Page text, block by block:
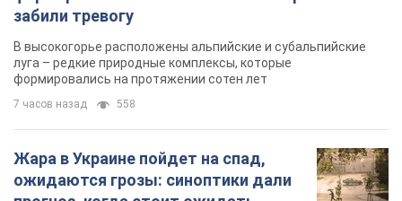
забили тревогу
В высокогорье расположены альпийские и субальпийские
луга – редкие природные комплексы, которые
формировались на протяжении сотен лет
7 часов назад 558
Жара в Украине пойдет на спад,
ожидаются грозы: синоптики дали